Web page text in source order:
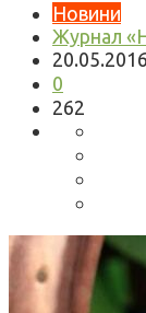
Новини
Журнал
20.05.2016
0
262